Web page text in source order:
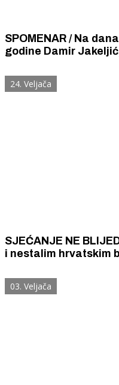
SPOMENAR / Na
godine Damir
JNA u središtu
24. Veljača
SJEĆANJE NE
i nestalim hrvatskim
03. Veljača